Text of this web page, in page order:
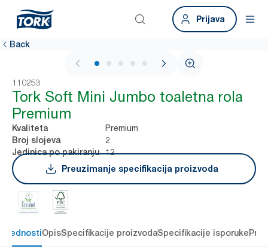
Prijava
Back
1 / 5
110253
Tork Soft Mini Jumbo toaletna rola
Premium
Kvaliteta Premium
Broj slojeva 2
Jedinica po pakiranju
12
Preuzimanje specifikacija proizvoda
prednostiOpisSpecifikacije proizvodaSpecifikacije isporuke